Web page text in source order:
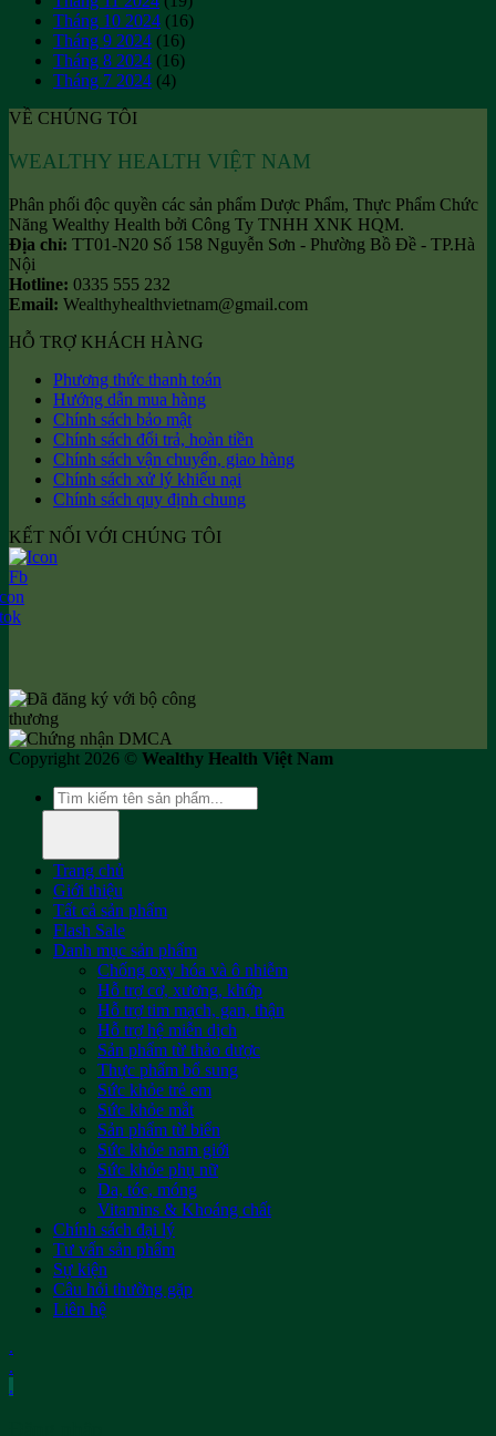
Tháng 10 2024 (16)
Tháng 9 2024 (16)
Tháng 8 2024 (16)
Tháng 7 2024 (4)
VỀ CHÚNG TÔI
WEALTHY HEALTH VIỆT NAM
Phân phối độc quyền các sản phẩm Dược Phẩm, Thực Phẩm Chức
Năng Wealthy Health bởi Công Ty TNHH XNK HQM.
Địa chỉ: TT01-N20 Số 158 Nguyễn Sơn - Phường Bồ Đề - TP.Hà
Nội
Hotline: 0335 555 232
Email: Wealthyhealthvietnam@gmail.com
HỖ TRỢ KHÁCH HÀNG
Phương thức thanh toán
Hướng dẫn mua hàng
Chính sách bảo mật
Chính sách đổi trả, hoàn tiền
Chính sách vận chuyển, giao hàng
Chính sách xử lý khiếu nại
Chính sách quy định chung
KẾT NỐI VỚI CHÚNG TÔI
Copyright 2026 © Wealthy Health Việt Nam
Tìm
kiếm:
Trang chủ
Giới thiệu
Tất cả sản phẩm
Flash Sale
Danh mục sản phẩm
Chống oxy hóa và ô nhiễm
Hỗ trợ cơ, xương, khớp
Hỗ trợ tim mạch, gan, thận
Hỗ trợ hệ miễn dịch
Sản phẩm từ thảo dược
Thực phẩm bổ sung
Sức khỏe trẻ em
Sức khỏe mắt
Sản phẩm từ biển
Sức khỏe nam giới
Sức khỏe phụ nữ
Da, tóc, móng
Vitamins & Khoáng chất
Chính sách đại lý
Tư vấn sản phẩm
Sự kiện
Câu hỏi thường gặp
Liên hệ
.
.
.